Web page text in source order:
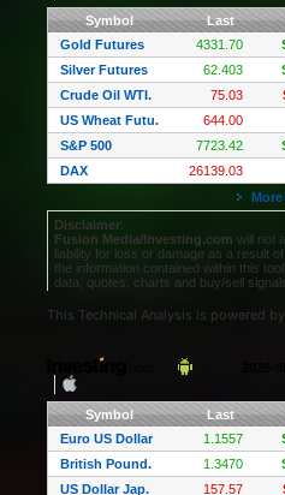
This Technical Analysis is powered by